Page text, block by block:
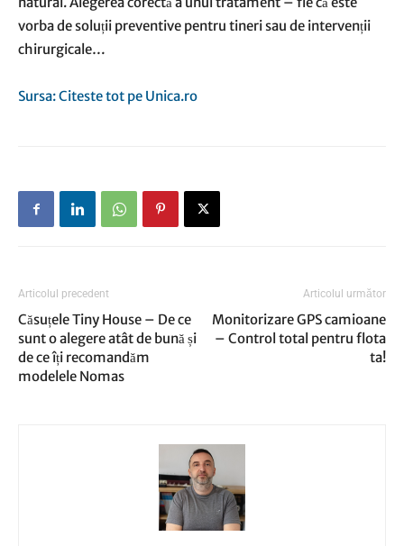
vorba de soluții preventive pentru tineri sau de intervenții
chirurgicale…
Sursa: Citeste tot pe Unica.ro
Articolul precedent
Căsuțele Tiny House – De ce
sunt o alegere atât de bună și
de ce îți recomandăm
modelele Nomas
Articolul următor
Monitorizare GPS camioane
– Control total pentru flota
ta!